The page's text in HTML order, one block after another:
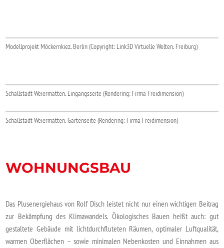
Modellprojekt Möckernkiez, Berlin (Copyright: Link3D Virtuelle Welten, Freiburg)
Schallstadt Weiermatten, Eingangsseite (Rendering: Firma Freidimension)
Schallstadt Weiermatten, Gartenseite (Rendering: Firma Freidimension)
WOHNUNGSBAU
Das Plusenergiehaus von Rolf Disch leistet nicht nur einen wichtigen Beitrag
zur Bekämpfung des Klimawandels. Ökologisches Bauen heißt auch: gut
gestaltete Gebäude mit lichtdurchfluteten Räumen, optimaler Luftqualität,
warmen Oberflächen – sowie minimalen Nebenkosten und Einnahmen aus